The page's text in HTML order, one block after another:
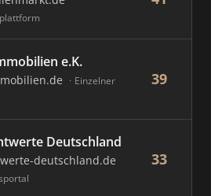
e.K.
Einzelner
39
Deutschland
deutschland.de 33